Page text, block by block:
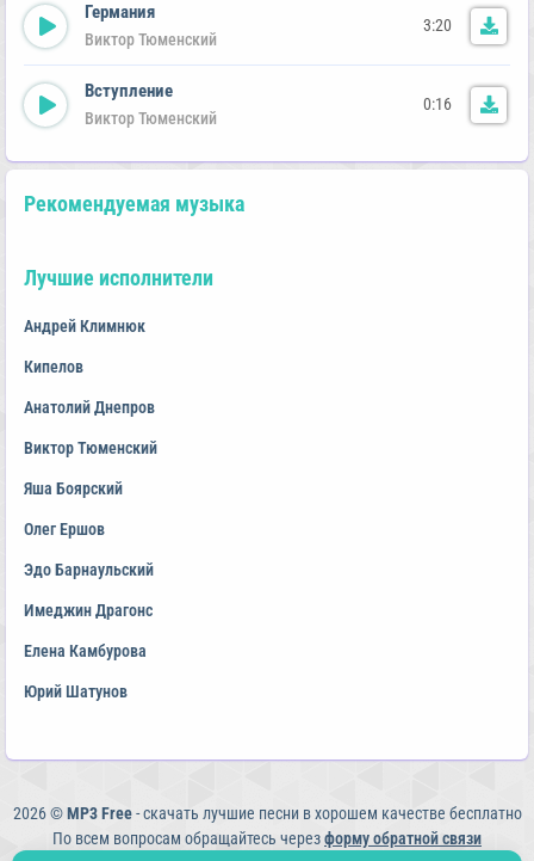
Германия
Виктор Тюменский
3:20
Вступление
Виктор Тюменский
0:16
Рекомендуемая музыка
Лучшие исполнители
Андрей Климнюк
Кипелов
Анатолий Днепров
Виктор Тюменский
Яша Боярский
Олег Ершов
Эдо Барнаульский
Имеджин Драгонс
Елена Камбурова
Юрий Шатунов
2026 ©MP3 Free- скачать лучшие песни в хорошем качестве бесплатно
По всем вопросам обращайтесь черезформу обратной связи